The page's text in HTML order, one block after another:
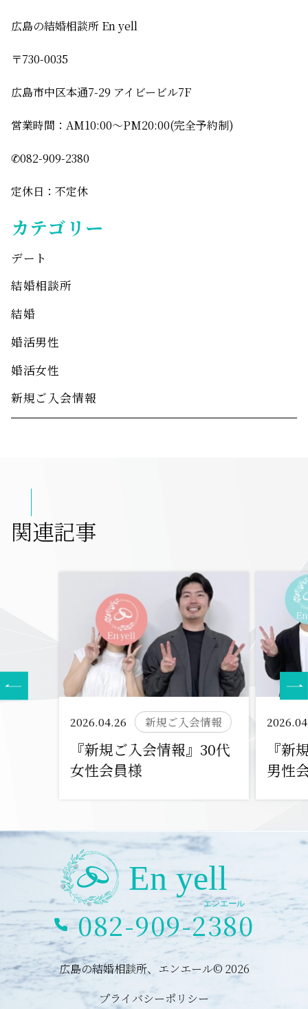
広島の結婚相談所 En yell
〒730-0035
広島市中区本通7-29 アイビービル7F
営業時間：AM10:00〜PM20:00(完全予約制)
✆082-909-2380
定休日：不定休
カテゴリー
デート
結婚相談所
結婚
婚活男性
婚活女性
新規ご入会情報
関連記事
2026.04.26 新規ご入会情報
『新規ご入会情報』30代
女性会員様
『新
男性
082-909-2380
広島の結婚相談所、エンエール© 2026
プライバシーポリシー